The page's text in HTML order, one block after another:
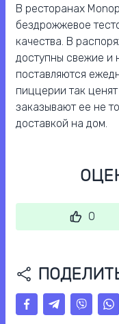
В ресторанах
бездрожжевое
качества. В
доступны свежие и
поставляются
пиццерии так
заказывают ее не
доставкой на дом.
0